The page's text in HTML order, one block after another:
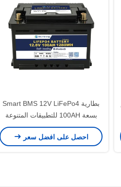
بطارية Smart BMS 12V LiFePo4
بسعة 100AH للتطبيقات المتنوعة
والتركيب السهل تحت المقعد
احصل على افضل سعر